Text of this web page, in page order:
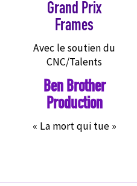
Grand Prix
Frames
Avec le soutien du
CNC/Talents
Ben Brother
Production
« La mort qui tue »